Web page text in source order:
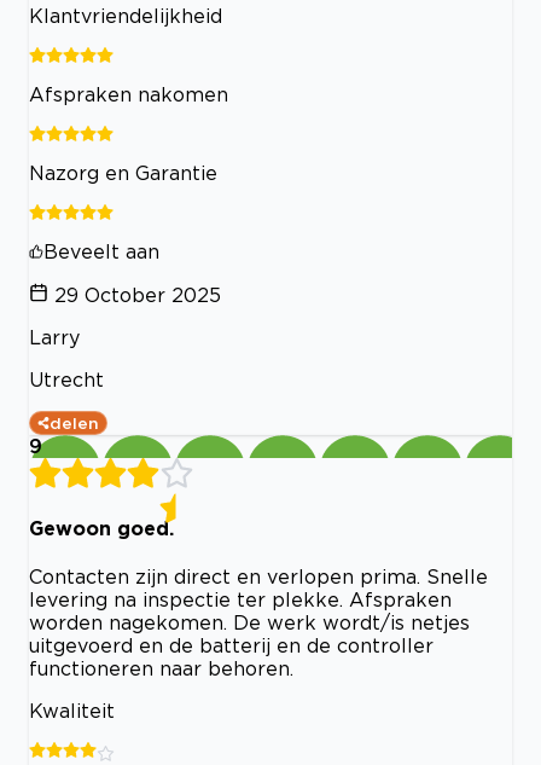
Klantvriendelijkheid
Afspraken nakomen
Nazorg en Garantie
Beveelt aan
29 October 2025
Larry
Utrecht
delen
9
Gewoon goed.
Contacten zijn direct en verlopen prima. Snelle
levering na inspectie ter plekke. Afspraken
worden nagekomen. De werk wordt/is netjes
uitgevoerd en de batterij en de controller
functioneren naar behoren.
Kwaliteit